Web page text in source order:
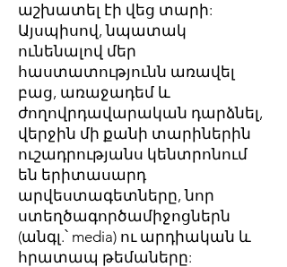
աշխատել էի վեց տարի:
Այսպիսով, նպատակ
ունենալով մեր
հաստատությունն առավել
բաց, առաջադեմ և
ժողովրդավարական դարձնել,
վերջին մի քանի տարիներին
ուշադրությանս կենտրոնում
են երիտասարդ
արվեստագետները, նոր
ստեղծագործամիջոցներն
(անգլ.՝ media) ու արդիական և
հրատապ թեմաները: